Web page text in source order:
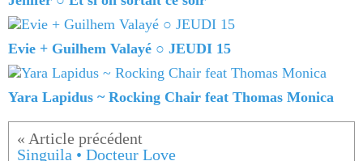
Evie + Guilhem Valayé ○ JEUDI 15
Yara Lapidus ~ Rocking Chair feat Thomas Monica
Singuila • Docteur Love